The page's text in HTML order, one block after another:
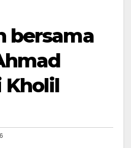
bersama
Kholil